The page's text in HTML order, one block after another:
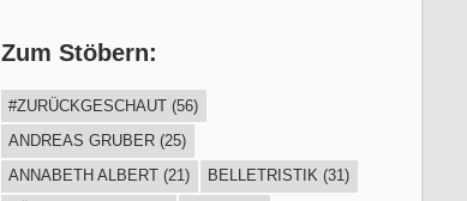
Zum Stöbern:
#ZURÜCKGESCHAUT (56)
ANDREAS GRUBER (25)
ANNABETH ALBERT (21) BELLETRISTIK (31)